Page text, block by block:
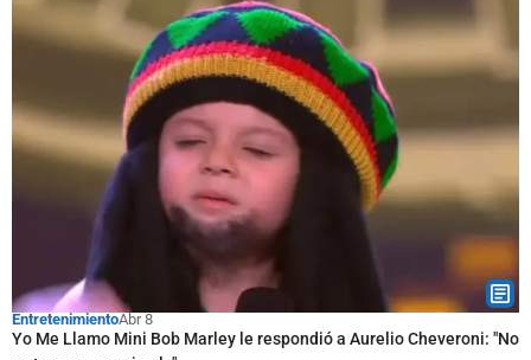
EntretenimientoAbr 8
Yo Me Llamo Mini Bob Marley le respondió a Aurelio Cheveroni: "No